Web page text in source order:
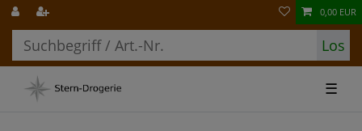
Los
0,00 EUR
☰